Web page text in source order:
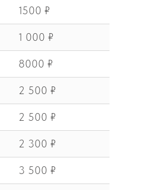
1500 ₽
1 000 ₽
8000 ₽
2 500 ₽
2 500 ₽
2 300 ₽
3 500 ₽